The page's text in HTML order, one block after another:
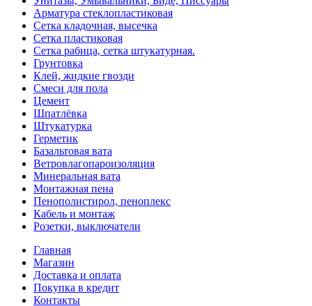
Арматура стеклопластиковая
Сетка кладочная, высечка
Сетка пластиковая
Сетка рабица, сетка штукатурная.
Грунтовка
Клей, жидкие гвозди
Смеси для пола
Цемент
Шпатлёвка
Штукатурка
Герметик
Базальтовая вата
Ветровлагопароизоляция
Минеральная вата
Монтажная пена
Пенополистирол, пеноплекс
Кабель и монтаж
Розетки, выключатели
Главная
Магазин
Доставка и оплата
Покупка в кредит
Контакты